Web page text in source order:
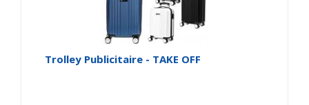
Trolley Publicitaire - TAKE OFF